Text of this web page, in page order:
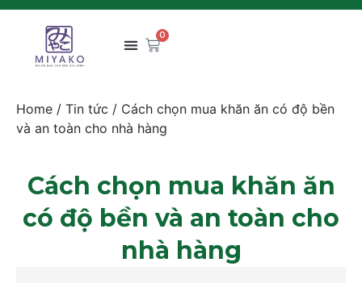
0
Home / Tin tức / Cách chọn mua khăn ăn có độ bền
và an toàn cho nhà hàng
Cách chọn mua khăn ăn
có độ bền và an toàn cho
nhà hàng